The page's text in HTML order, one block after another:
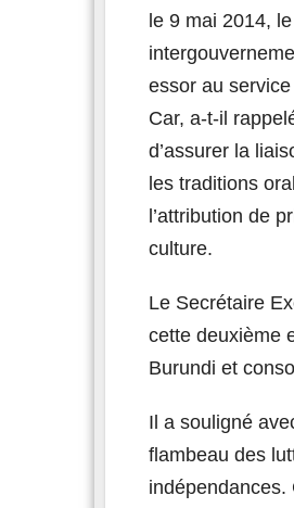
le 9 mai 2014,
essor au
Car, a-t-il
d’assurer la
les traditions
l’attribution de
culture.
Le Secrétaire
cette deuxième
Burundi et
Il a souligné
flambeau des
indépendances.